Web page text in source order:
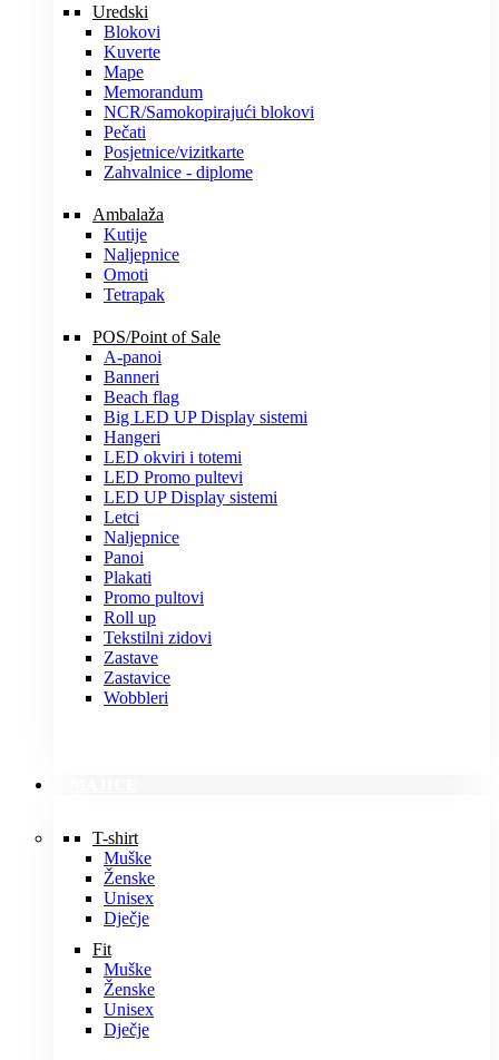
Uredski
Blokovi
Kuverte
Mape
Memorandum
NCR/Samokopirajući blokovi
Pečati
Posjetnice/vizitkarte
Zahvalnice - diplome
Ambalaža
Kutije
Naljepnice
Omoti
Tetrapak
POS/Point of Sale
A-panoi
Banneri
Beach flag
Big LED UP Display sistemi
Hangeri
LED okviri i totemi
LED Promo pultevi
LED UP Display sistemi
Letci
Naljepnice
Panoi
Plakati
Promo pultovi
Roll up
Tekstilni zidovi
Zastave
Zastavice
Wobbleri
T-shirt
Muške
Ženske
Unisex
Dječje
Fit
Muške
Ženske
Unisex
Dječje